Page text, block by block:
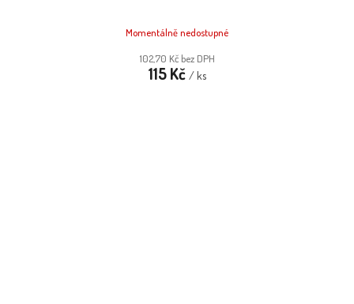
Momentálně nedostupné
102,70 Kč bez DPH
115 Kč / ks